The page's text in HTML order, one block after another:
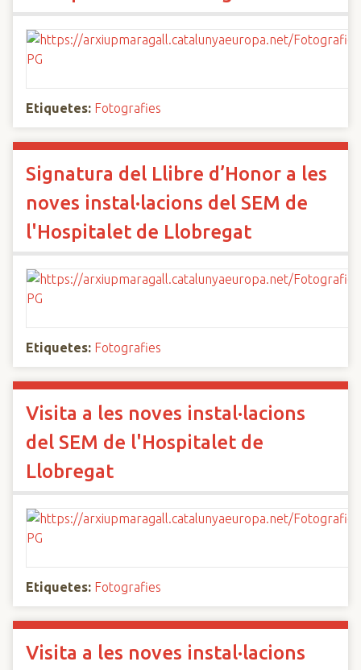
Etiquetes: Fotografies
Signatura del Llibre d’Honor a les
noves instal·lacions del SEM de
l'Hospitalet de Llobregat
Etiquetes: Fotografies
Visita a les noves instal·lacions
del SEM de l'Hospitalet de
Llobregat
Etiquetes: Fotografies
Visita a les noves instal·lacions